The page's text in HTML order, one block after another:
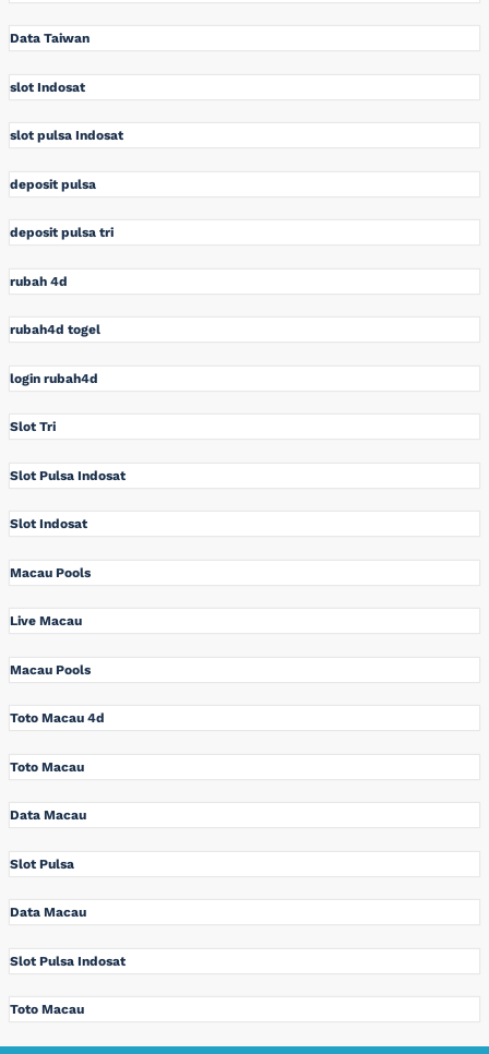
Data Taiwan
slot Indosat
slot pulsa Indosat
deposit pulsa
deposit pulsa tri
rubah 4d
rubah4d togel
login rubah4d
Slot Tri
Slot Pulsa Indosat
Slot Indosat
Macau Pools
Live Macau
Macau Pools
Toto Macau 4d
Toto Macau
Data Macau
Slot Pulsa
Data Macau
Slot Pulsa Indosat
Toto Macau